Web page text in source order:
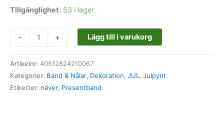
Tillgänglighet: 53 i lager
- + Lägg till i varukorg
Artikelnr: 40512824210067
Kategorier: Band & Nålar, Dekoration, JUL, Julpynt
Etiketter: näver, Presentband